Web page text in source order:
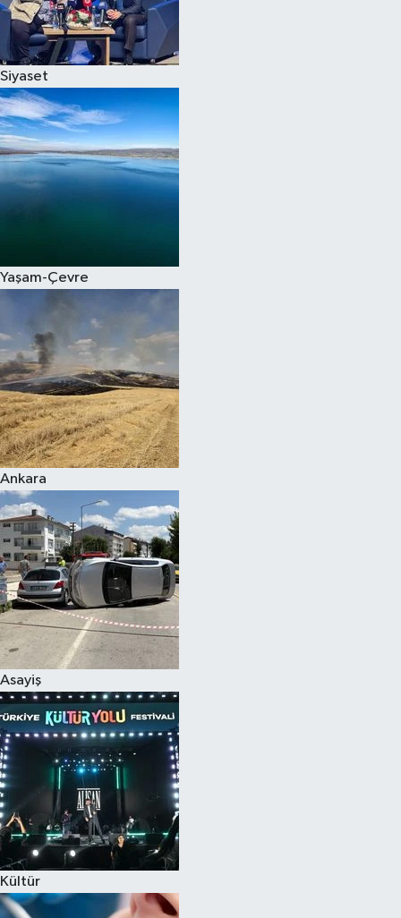
Siyaset
Yaşam-Çevre
Ankara
Asayiş
Kültür
Spor
Çocuk
Eğitim
Kim kimdir?
Kültür Sanat
Sağlık
Siyaset
Teknoloji
Televizyon
Yaşam-Çevre